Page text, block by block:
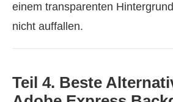
einem transparenten
nicht auffallen.
Teil 4. Beste